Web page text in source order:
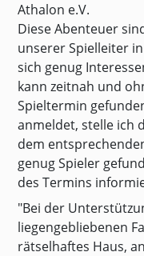
Athalon e.V.
Diese Abenteuer
unserer Spielleiter
sich genug
kann zeitnah und
Spieltermin
anmeldet, stelle ich
dem
genug Spieler
des Termins
"Bei der
liegengebliebenen
rätselhaftes Haus,